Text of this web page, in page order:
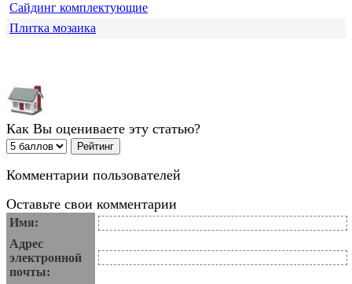
Сайдинг комплектующие
Плитка мозаика
Как Вы оцениваете эту статью?
Комментарии пользователей
Оставьте свои комментарии
Имя:
Адрес
электронной
почты: